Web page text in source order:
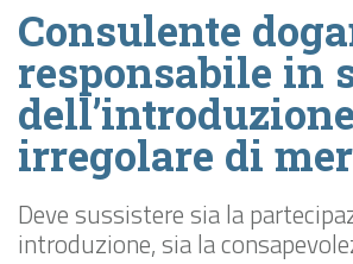
Consulente
responsabile in
dell’introduzione
irregolare di
Deve sussistere sia la
introduzione, sia la